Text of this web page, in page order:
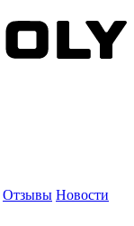
Отзывы Новости